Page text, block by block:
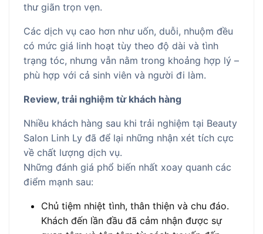
thư giãn trọn vẹn.
Các dịch vụ cao hơn như uốn, duỗi, nhuộm đều
có mức giá linh hoạt tùy theo độ dài và tình
trạng tóc, nhưng vẫn nằm trong khoảng hợp lý –
phù hợp với cả sinh viên và người đi làm.
Review, trải nghiệm từ khách hàng
Nhiều khách hàng sau khi trải nghiệm tại Beauty
Salon Linh Ly đã để lại những nhận xét tích cực
về chất lượng dịch vụ.
Những đánh giá phổ biến nhất xoay quanh các
điểm mạnh sau:
Chủ tiệm nhiệt tình, thân thiện và chu đáo.
Khách đến lần đầu đã cảm nhận được sự